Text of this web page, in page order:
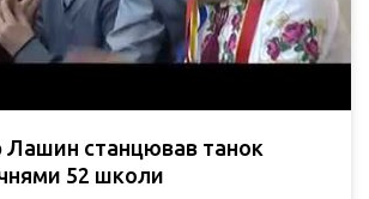
Лашин станцював танок
52 школи